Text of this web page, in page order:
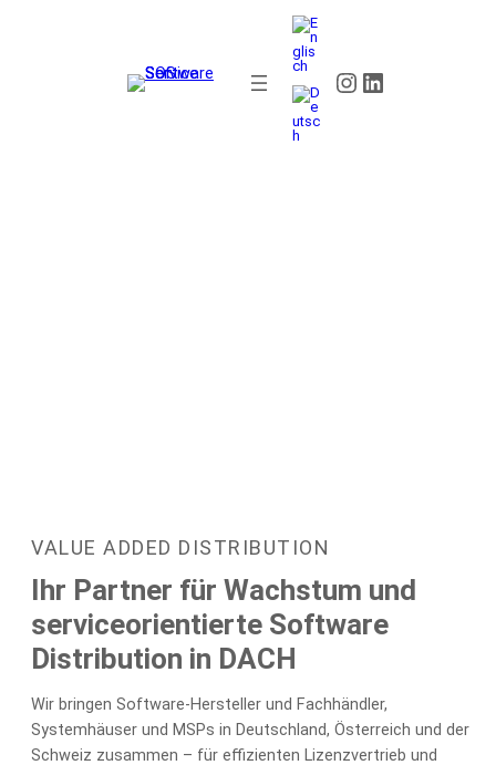
VALUE ADDED DISTRIBUTION
Ihr Partner für Wachstum und
serviceorientierte Software
Distribution in DACH
Wir bringen Software-Hersteller und Fachhändler,
Systemhäuser und MSPs in Deutschland, Österreich und der
Schweiz zusammen – für effizienten Lizenzvertrieb und